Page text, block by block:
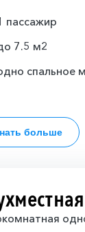
пассажир
7.5 м2
спальное
больше